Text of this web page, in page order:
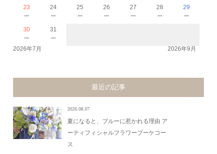
23
－
24
－
25
－
26
－
27
－
28
－
29
－
30
－
31
－
2026年7月 2026年9月
最近の記事
2026.08.07
夏になると、ブルーに惹かれる理由 ア
ーティフィシャルフラワーブーケコー
ス